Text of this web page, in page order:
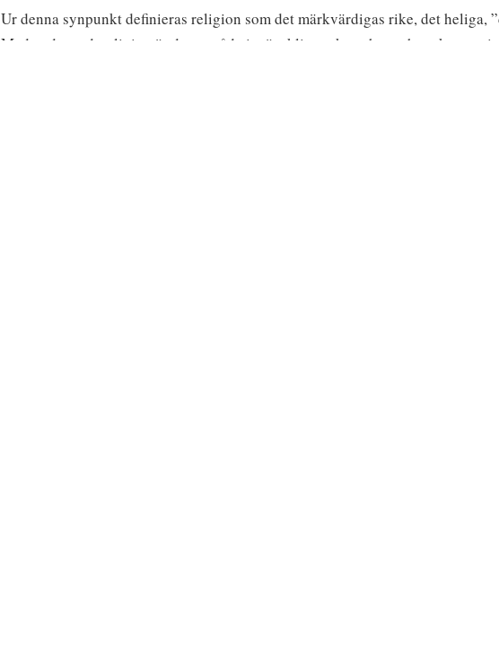
Ur denna synpunkt definieras religion som det märkvärdigas rike, det heliga,
Med andra ord, religion är det område i mänsklig verksamhet och tanke som i